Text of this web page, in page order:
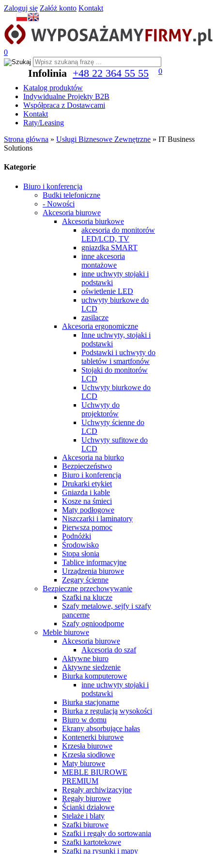
Zaloguj się Załóż konto Kontakt
0
Infolinia +48 22 364 55 55
0
Katalog produktów
Indywidualne Projekty B2B
Współpraca z Dostawcami
Kontakt
Raty/Leasing
Strona główna » Usługi Biznesowe Zewnętrzne » IT Business
Solutions
Kategorie
Biuro i konferencja
Budki telefoniczne
- Nowości
Akcesoria biurowe
Akcesoria biurkowe
akcesoria do monitorów
LED/LCD, TV
gniazdka SMART
inne akcesoria
montażowe
inne uchwyty stojaki i
podstawki
oświetlenie LED
uchwyty biurkowe do
LCD
zasilacze
Akcesoria ergonomiczne
Inne uchwyty, stojaki i
podstawki
Podstawki i uchwyty do
tabletów i smartfonów
Stojaki do monitorów
LCD
Uchwyty biurkowe do
LCD
Uchwyty do
projektorów
Uchwyty ścienne do
LCD
Uchwyty sufitowe do
LCD
Akcesoria na biurko
Bezpieczeństwo
Biuro i konferencja
Drukarki etykiet
Gniazda i kable
Kosze na śmieci
Maty podłogowe
Niszczarki i laminatory
Pierwsza pomoc
Podnóżki
Środowisko
Stopa słonia
Tablice informacyjne
Urządzenia biurowe
Zegary ścienne
Bezpieczne przechowywanie
Szafki na klucze
Szafy metalowe, sejfy i szafy
pancerne
Szafy ognioodporne
Meble biurowe
Akcesoria biurowe
Akcesoria do szaf
Aktywne biuro
Aktywne siedzenie
Biurka komputerowe
inne uchwyty stojaki i
podstawki
Biurka stacjonarne
Biurka z regulacją wysokości
Biuro w domu
Ekrany absorbujące hałas
Kontenerki biurowe
Krzesła biurowe
Krzesła siodłowe
Maty biurowe
MEBLE BIUROWE
PREMIUM
Regały archiwizacyjne
Regały biurowe
Ścianki działowe
Stelaże i blaty
Szafki biurowe
Szafki i regały do sortowania
Szafki kartotekowe
Szafki na rysunki i mapy